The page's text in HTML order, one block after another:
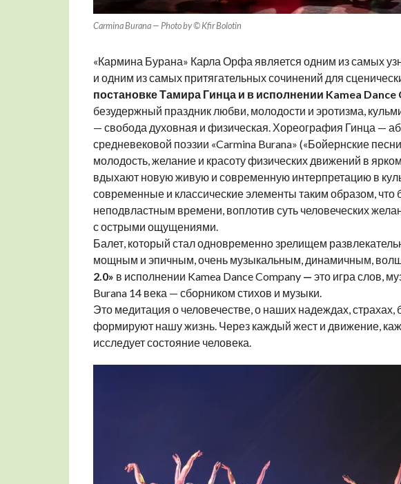
Carmina Burana — Photo by © Kfir Bolotin
«Кармина Бурана» Карла Орфа является одним из самых
и одним из самых притягательных сочинений для
постановке Тамира Гинца и в исполнении Kamea Dance
безудержный праздник любви, молодости и эротизма,
— свобода духовная и физическая. Хореография Гинца —
средневековой поэзии «Carmina Burana» («Бойернские
молодость, желание и красоту физических движений в
вдыхают новую живую и современную интерпретацию в
современные и классические элементы таким образом,
неподвластным времени, воплотив суть человеческих
с острыми ощущениями.
Балет, который стал одновременно зрелищем
мощным и эпичным, очень музыкальным, динамичным,
2.0» в исполнении Kamea Dance Company— это игра слов,
Burana 14 века — сборником стихов и музыки.
Это медитация о человечестве, о наших надеждах,
формируют нашу жизнь. Через каждый жест и движение,
исследует состояние человека.